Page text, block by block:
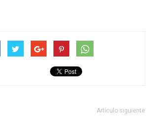
Artículo siguiente